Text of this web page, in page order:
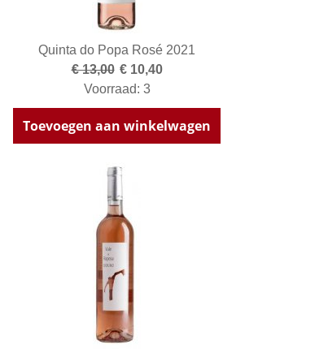
Quinta do Popa Rosé 2021
€ 13,00 € 10,40
Voorraad: 3
Toevoegen aan winkelwagen